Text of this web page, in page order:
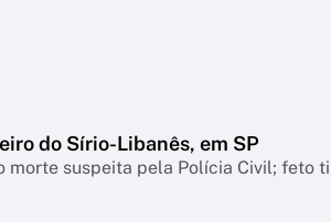
do Sírio-Libanês, em SP
morte suspeita pela Polícia Civil; feto